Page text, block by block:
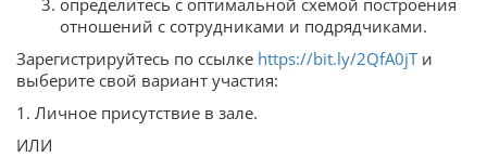
определитесь с оптимальной схемой построения
отношений с сотрудниками и подрядчиками.
Зарегистрируйтесь по ссылке https://bit.ly/2QfA0jT и
выберите свой вариант участия:
1. Личное присутствие в зале.
ИЛИ